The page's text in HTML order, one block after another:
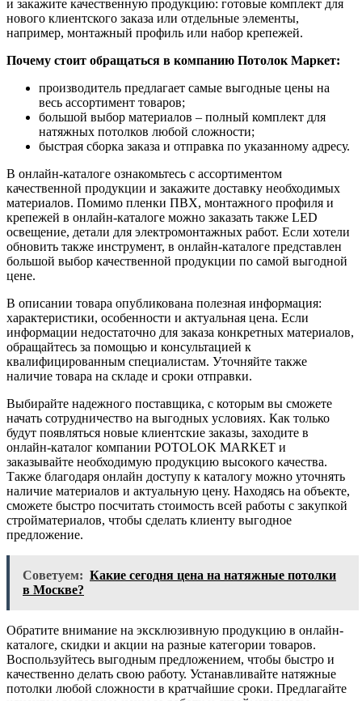
и закажите качественную продукцию: готовые комплект для
нового клиентского заказа или отдельные элементы,
например, монтажный профиль или набор крепежей.
Почему стоит обращаться в компанию Потолок Маркет:
производитель предлагает самые выгодные цены на
весь ассортимент товаров;
большой выбор материалов – полный комплект для
натяжных потолков любой сложности;
быстрая сборка заказа и отправка по указанному адресу.
В онлайн-каталоге ознакомьтесь с ассортиментом
качественной продукции и закажите доставку необходимых
материалов. Помимо пленки ПВХ, монтажного профиля и
крепежей в онлайн-каталоге можно заказать также LED
освещение, детали для электромонтажных работ. Если хотели
обновить также инструмент, в онлайн-каталоге представлен
большой выбор качественной продукции по самой выгодной
цене.
В описании товара опубликована полезная информация:
характеристики, особенности и актуальная цена. Если
информации недостаточно для заказа конкретных материалов,
обращайтесь за помощью и консультацией к
квалифицированным специалистам. Уточняйте также
наличие товара на складе и сроки отправки.
Выбирайте надежного поставщика, с которым вы сможете
начать сотрудничество на выгодных условиях. Как только
будут появляться новые клиентские заказы, заходите в
онлайн-каталог компании POTOLOK MARKET и
заказывайте необходимую продукцию высокого качества.
Также благодаря онлайн доступу к каталогу можно уточнять
наличие материалов и актуальную цену. Находясь на объекте,
сможете быстро посчитать стоимость всей работы с закупкой
стройматериалов, чтобы сделать клиенту выгодное
предложение.
Советуем: Какие сегодня цена на натяжные потолки
в Москве?
Обратите внимание на эксклюзивную продукцию в онлайн-
каталоге, скидки и акции на разные категории товаров.
Воспользуйтесь выгодным предложением, чтобы быстро и
качественно делать свою работу. Устанавливайте натяжные
потолки любой сложности в кратчайшие сроки. Предлагайте